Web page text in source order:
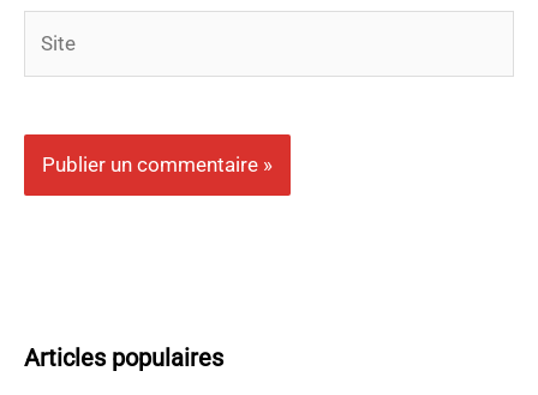
Articles populaires